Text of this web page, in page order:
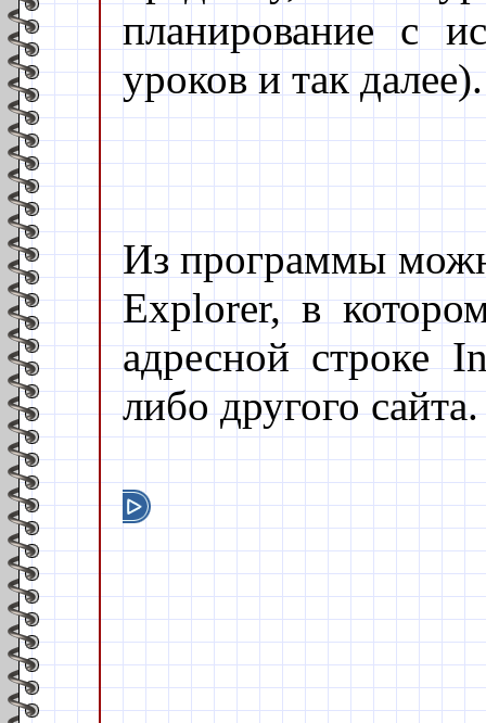
планирование с
уроков и так далее).
Из программы
Explorer, в
адресной строке
либо другого сайта.